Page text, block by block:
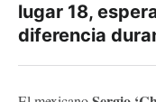
lugar 18,
diferencia